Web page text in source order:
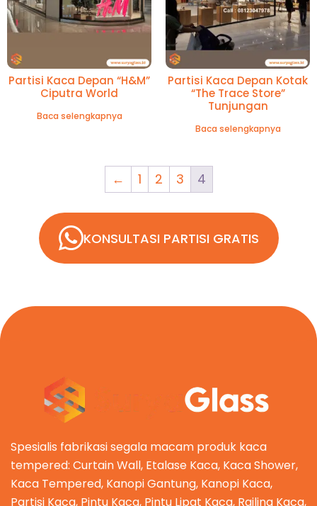
Partisi Kaca Depan “H&M”
Ciputra World
Baca selengkapnya
Partisi Kaca Depan Kotak
“the Trace Store”
Tunjungan
Baca selengkapnya
← 1 2 3 4
KONSULTASI PARTISI GRATIS
Spesialis fabrikasi segala macam produk kaca
tempered: Curtain Wall, Etalase Kaca, Kaca Shower,
Kaca Tempered, Kanopi Gantung, Kanopi Kaca,
Partisi Kaca, Pintu Kaca, Pintu Lipat Kaca, Railing Kaca,